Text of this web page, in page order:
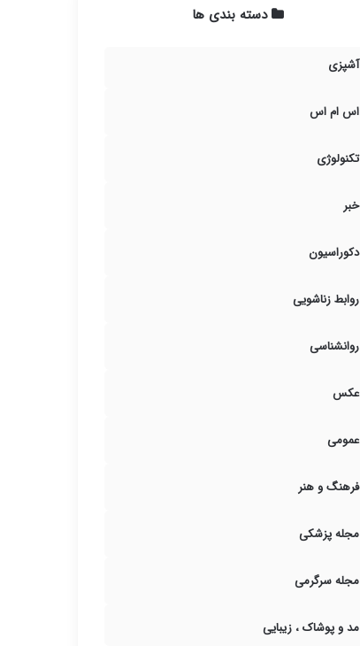
دسته بندی ها
آشپزی
اس ام اس
تکنولوژی
خبر
دکوراسیون
روابط زناشویی
روانشناسی
عکس
عمومی
فرهنگ و هنر
مجله پزشکی
مجله سرگرمی
مد و پوشاک ، زیبایی